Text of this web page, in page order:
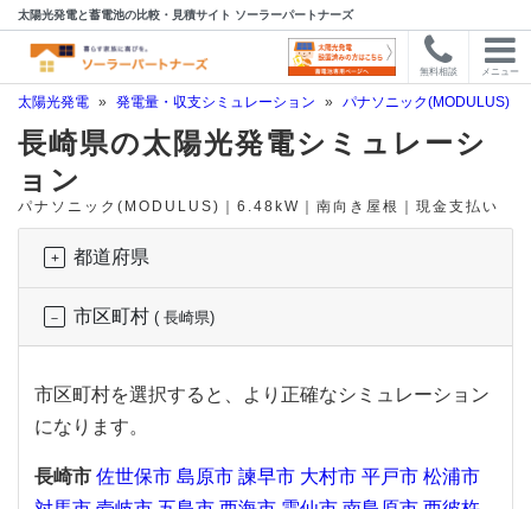
太陽光発電と蓄電池の比較・見積サイト ソーラーパートナーズ
無料相談 メニュー
太陽光発電 » 発電量・収支シミュレーション » パナソニック(MODULUS)
長崎県の太陽光発電シミュレーシ
ョン
パナソニック(MODULUS)｜6.48kW｜南向き屋根｜現金支払い
都道府県
市区町村 ( 長崎県)
市区町村を選択すると、より正確なシミュレーション
になります。
長崎市 佐世保市 島原市 諫早市 大村市 平戸市 松浦市